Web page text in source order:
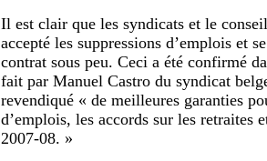
Il est clair que les syndicats et le
accepté les suppressions d’emplois et
contrat sous peu. Ceci a été confirmé
fait par Manuel Castro du syndicat
revendiqué « de meilleures garanties
d’emplois, les accords sur les retraites
2007-08. »